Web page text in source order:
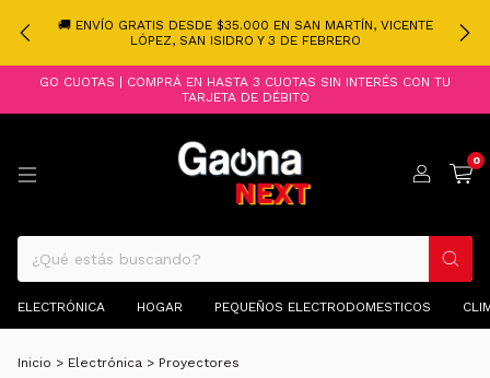
🚚 ENVÍO GRATIS DESDE $35.000 EN SAN MARTÍN, VICENTE
LÓPEZ, SAN ISIDRO Y 3 DE FEBRERO
GO CUOTAS | COMPRÁ EN HASTA 3 CUOTAS SIN INTERÉS CON TU
TARJETA DE DÉBITO
0
ELECTRÓNICA HOGAR PEQUEÑOS ELECTRODOMESTICOS
Inicio > Electrónica > Proyectores